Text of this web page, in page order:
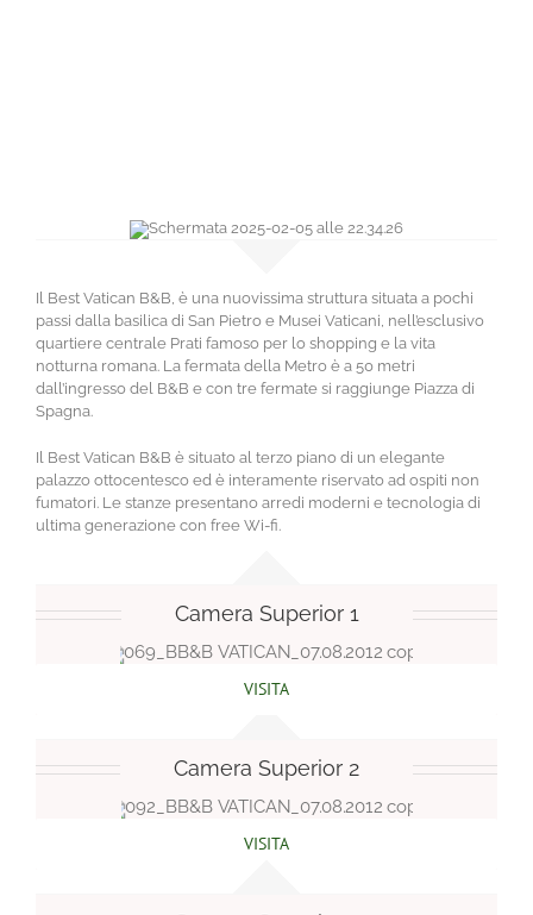
Il Best Vatican B&B, è una nuovissima struttura situata a pochi
passi dalla basilica di San Pietro e Musei Vaticani, nell’esclusivo
quartiere centrale Prati famoso per lo shopping e la vita
notturna romana. La fermata della Metro è a 50 metri
dall’ingresso del B&B e con tre fermate si raggiunge Piazza di
Spagna.
Il Best Vatican B&B è situato al terzo piano di un elegante
palazzo ottocentesco ed è interamente riservato ad ospiti non
fumatori. Le stanze presentano arredi moderni e tecnologia di
ultima generazione con free Wi-fi.
Camera Superior 1
VISITA
Camera Superior 2
VISITA